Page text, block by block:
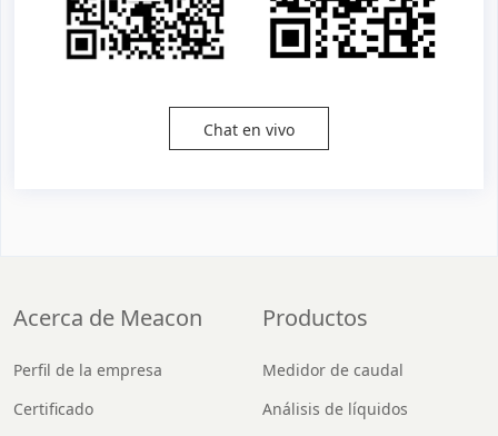
Chat en vivo
Acerca de Meacon
Perfil de la empresa
Certificado
Productos
Medidor de caudal
Análisis de líquidos